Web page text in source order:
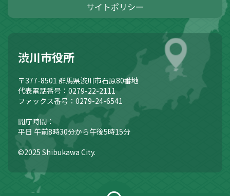
サイトポリシー
渋川市役所
〒377-8501 群馬県渋川市石原80番地
代表電話番号：0279-22-2111
ファックス番号：0279-24-6541
開庁時間：
平日 午前8時30分から午後5時15分
©2025 Shibukawa City.